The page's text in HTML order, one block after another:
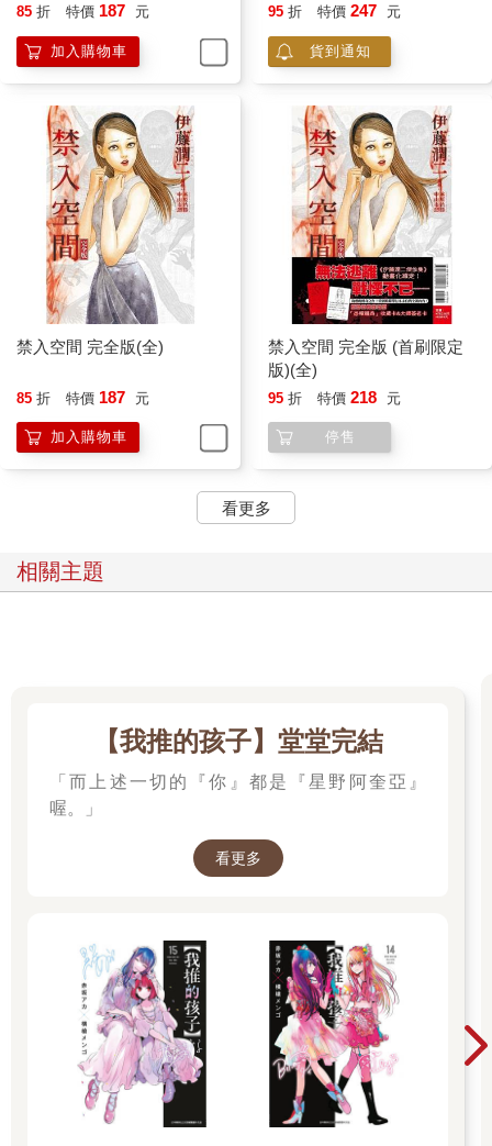
85 折 特價 187 元
加入購物車
95 折 特價 247 元
貨到通知
禁入空間 完全版(全)
85 折 特價 187 元
加入購物車
禁入空間 完全版 (首刷限定
版)(全)
95 折 特價 218 元
停售
看更多
相關主題
【我推的孩子】堂堂完結
「而上述一切的『你』都是『星野阿奎亞』
喔。」
看更多